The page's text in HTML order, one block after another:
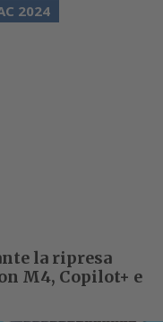
2024
la ripresa
M4, Copilot+ e